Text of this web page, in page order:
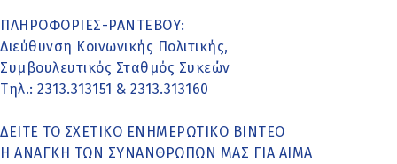
ΠΛΗΡΟΦΟΡΙΕΣ-ΡΑΝΤΕΒΟΥ:
Διεύθυνση Κοινωνικής Πολιτικής,
Συμβουλευτικός Σταθμός Συκεών
Τηλ.: 2313.313151 & 2313.313160
ΔΕΙΤΕ ΤΟ ΣΧΕΤΙΚΟ ΕΝΗΜΕΡΩΤΙΚΟ ΒΙΝΤΕΟ
Η ΑΝΑΓΚΗ ΤΩΝ ΣΥΝΑΝΘΡΩΠΩΝ ΜΑΣ ΓΙΑ ΑΙΜΑ